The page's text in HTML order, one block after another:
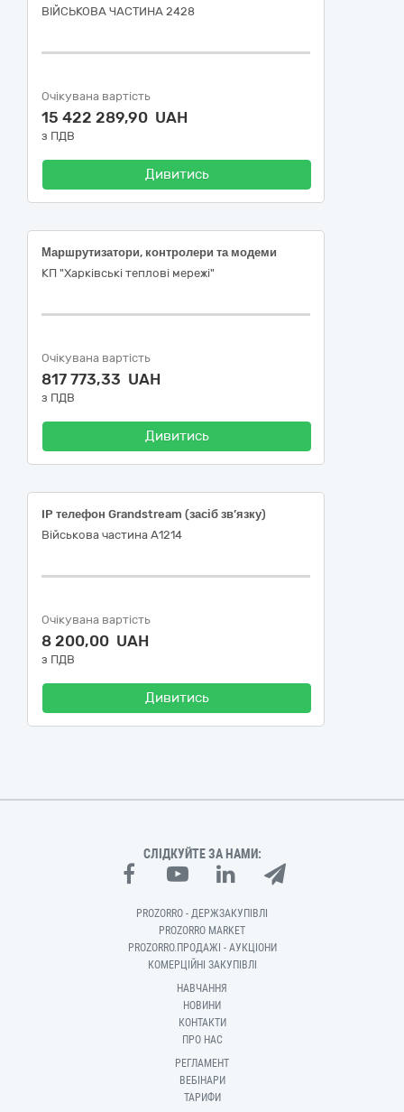
ВІЙСЬКОВА ЧАСТИНА 2428
Очікувана вартість
15 422 289,90 UAH
з ПДВ
Дивитись
Маршрутизатори, контролери та модеми
КП "Харківські теплові мережі"
Очікувана вартість
817 773,33 UAH
з ПДВ
Дивитись
IP телефон Grandstream (засіб зв’язку)
Військова частина А1214
Очікувана вартість
8 200,00 UAH
з ПДВ
Дивитись
СЛІДКУЙТЕ ЗА НАМИ:
PROZORRO - ДЕРЖЗАКУПІВЛІ
PROZORRO MARKET
PROZORRO.ПРОДАЖІ - АУКЦІОНИ
КОМЕРЦІЙНІ ЗАКУПІВЛІ
НАВЧАННЯ
НОВИНИ
КОНТАКТИ
ПРО НАС
РЕГЛАМЕНТ
ВЕБІНАРИ
ТАРИФИ